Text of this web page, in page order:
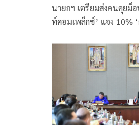
นายกฯ เตรียมส่งคนคุยม็
ท์คอมเพล็กซ์’ แจง 10%